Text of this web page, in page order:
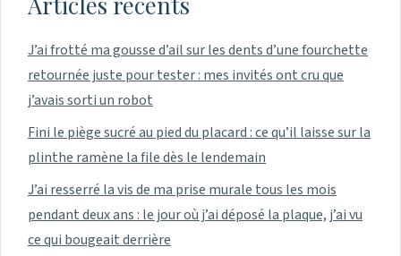
J’ai frotté ma gousse d’ail sur les dents d’une fourchette
retournée juste pour tester : mes invités ont cru que
j’avais sorti un robot
Fini le piège sucré au pied du placard : ce qu’il laisse sur la
plinthe ramène la file dès le lendemain
J’ai resserré la vis de ma prise murale tous les mois
pendant deux ans : le jour où j’ai déposé la plaque, j’ai vu
ce qui bougeait derrière